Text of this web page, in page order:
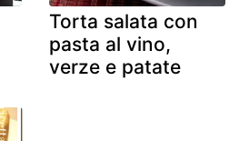
Torta salata con
pasta al vino,
verze e patate